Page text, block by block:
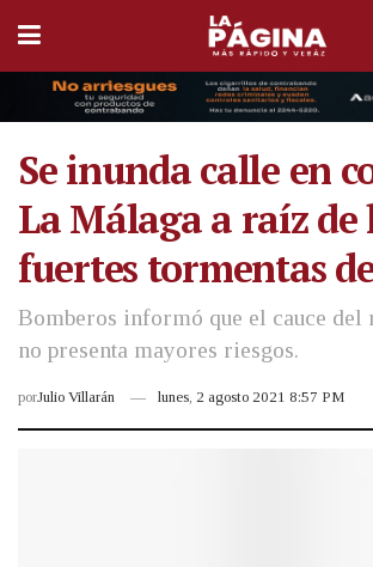
Se inunda calle en
La Málaga a raíz de
fuertes tormentas
Bomberos informó que el cauce del
no presenta mayores riesgos.
porJulio Villarán lunes, 2 agosto 2021 8:57 PM